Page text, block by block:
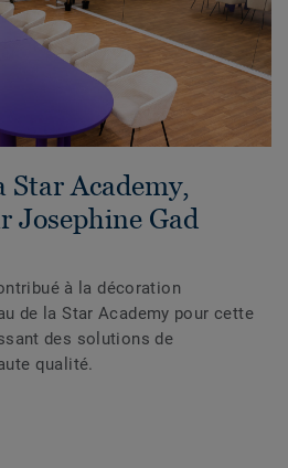
Star Academy,
Josephine Gad
à la décoration
de la Star Academy pour cette
des solutions de
qualité.